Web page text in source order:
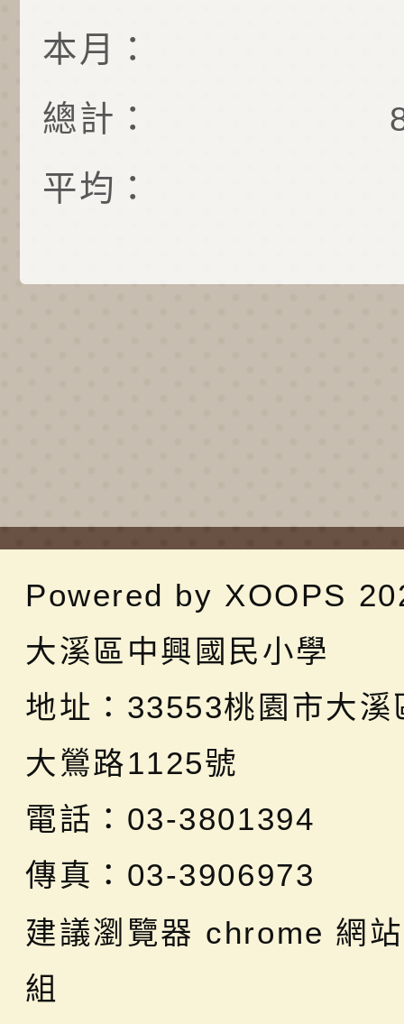
本月：
總計：
平均：
Powered by XOOPS
大溪區中興國民小學
地址： 33553桃園市大溪
大鶯路1125號
電話：03-3801394
傳真：03-3906973
建議瀏覽器 chrome 網
組